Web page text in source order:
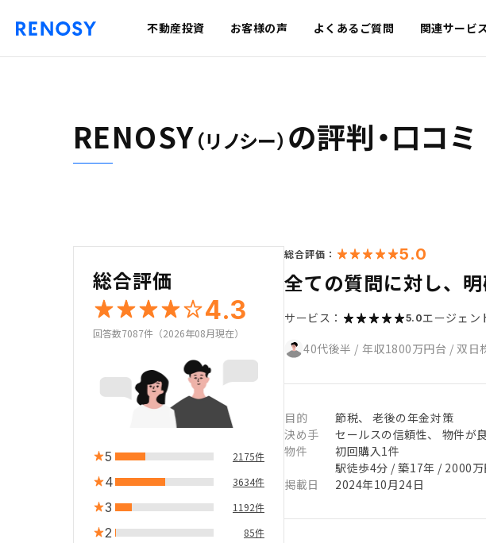
不動産投資 お客様の声 よくあるご質問 関連サービ
RENOSY（リノシー） の評判・口コミ
総合評価
4.3
回答数7087件（2026年08月現在）
5 2175件
4 3634件
3 1192件
2 85件
総合評価： 5.0
全ての質問に対し、
サービス： 5.0エージェン
40代後半 / 年収1800万円台 /双日
目的
節税、 老後の年金対策
決め手
セールスの信頼性、 物件が
物件
初回購入1件
駅徒歩4分 / 築17年 / 2000万
掲載日
2024年10月24日